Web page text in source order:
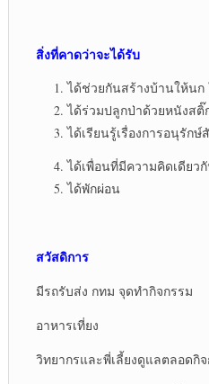
สิ่งที่คาดว่าจะได้รับ
ได้ช่วยกันสร้างบ้านให้น
ได้ร่วมปลูกป่าด้วยหนังสติ๊
ได้เรียนรู้เรื่องการอนุรัก
ได้เพื่อนที่มีความคิดเดียว
ได้พักผ่อน
สวัสดิการ
มีรถรับส่ง กทม จุดทำกิจกรรม
อาหารเที่ยง
วิทยากรและพี่เลี้ยงดูแลตลอดกิ